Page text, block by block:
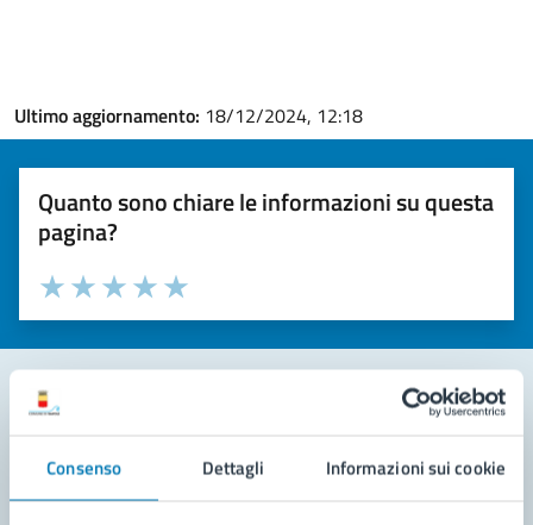
Consenso Dettagli Informazioni sui cookie
Ultimo aggiornamento: 18/12/2024, 12:18
Quanto sono chiare le informazioni su questa
pagina?
Valuta la chiarezza delle informazioni (da 1 a 5 stelle)
Seleziona il numero di stelle per valutare la chiarezza delle
Valuta 5 stelle su 5
Valuta 4 stelle su 5
Valuta 3 stelle su 5
Valuta 2 stelle su 5
Valuta 1 stelle su 5
Leggi le domande frequenti